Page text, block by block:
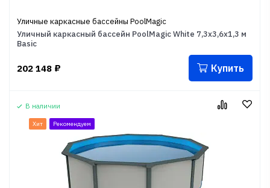
Уличные каркасные бассейны PoolMagic
Уличный каркасный бассейн PoolMagic White 7,3x3,6x1,3 м
Basic
202 148 ₽ Купить
В наличии
Хит Рекомендуем